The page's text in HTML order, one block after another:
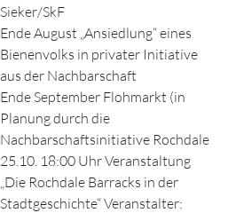
Sieker/SkF
Ende August „Ansiedlung“ eines
Bienenvolks in privater Initiative
aus der Nachbarschaft
Ende September Flohmarkt (in
Planung durch die
Nachbarschaftsinitiative Rochdale
25.10. 18:00 Uhr Veranstaltung
„Die Rochdale Barracks in der
Stadtgeschichte“ Veranstalter: